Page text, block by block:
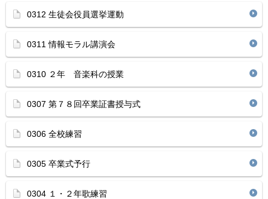
0312 生徒会役員選挙運動
0311 情報モラル講演会
0310 ２年 音楽科の授業
0307 第７８回卒業証書授与式
0306 全校練習
0305 卒業式予行
0304 １・２年歌練習